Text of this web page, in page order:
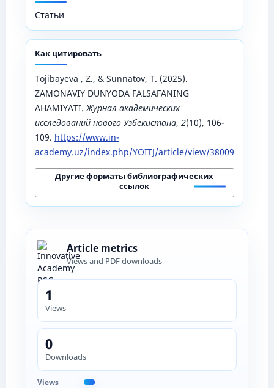
Статьи
Как цитировать
Tojibayeva , Z., & Sunnatov, T. (2025).
ZAMONAVIY DUNYODA FALSAFANING
AHAMIYATI.Журнал академических
исследований нового Узбекистана, 2(10), 106-
109. https://www.in-
academy.uz/index.php/YOITJ/article/view/38009
Другие форматы библиографических
ссылок
Article metrics
Views and PDF downloads
1
Views
0
Downloads
Views